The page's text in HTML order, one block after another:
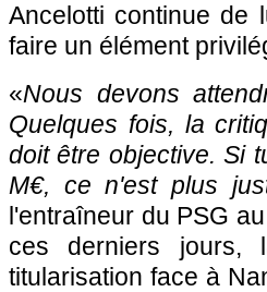
Ancelotti continue de
faire un élément
«Nous devons
Quelques fois, la
doit être objective. Si
M€, ce n'est plus
l'entraîneur du PSG
ces derniers jours,
titularisation face à